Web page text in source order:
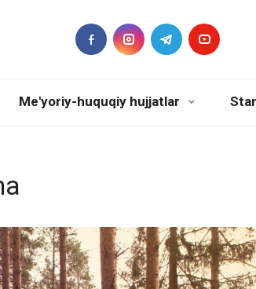
Me'yoriy-huquqiy hujjatlar